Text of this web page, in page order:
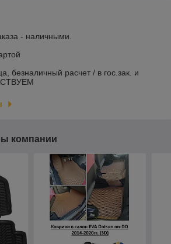
- наличными.
безналичный расчет / в гос.зак. и
компании